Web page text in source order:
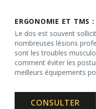
ERGONOMIE ET TMS :
Le dos est souvent
nombreuses lésions
sont les troubles
comment éviter les
meilleurs équipements
CONSULTER